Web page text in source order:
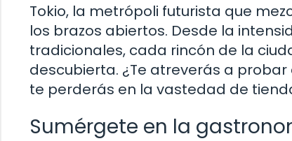
Tokio, la metrópoli futurista que
los brazos abiertos. Desde la
tradicionales, cada rincón de la
descubierta. ¿Te atreverás a
te perderás en la vastedad de
Sumérgete en la